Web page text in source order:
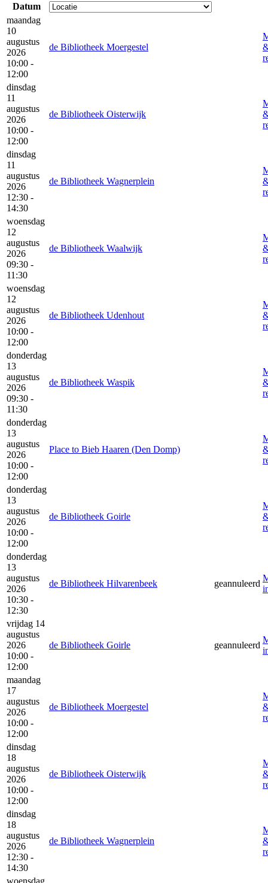
Datum
maandag
10
augustus
2026
10:00 -
12:00
de Bibliotheek Moergestel
dinsdag
11
augustus
2026
10:00 -
12:00
de Bibliotheek Oisterwijk
dinsdag
11
augustus
2026
12:30 -
14:30
de Bibliotheek Wagnerplein
woensdag
12
augustus
2026
09:30 -
11:30
de Bibliotheek Waalwijk
woensdag
12
augustus
2026
10:00 -
12:00
de Bibliotheek Udenhout
donderdag
13
augustus
2026
09:30 -
11:30
de Bibliotheek Waspik
donderdag
13
augustus
2026
10:00 -
12:00
Place to Bieb Haaren (Den Domp)
donderdag
13
augustus
2026
10:00 -
12:00
de Bibliotheek Goirle
donderdag
13
augustus
2026
10:30 -
12:30
de Bibliotheek Hilvarenbeek geannuleerd
vrijdag 14
augustus
2026
10:00 -
12:00
de Bibliotheek Goirle geannuleerd
maandag
17
augustus
2026
10:00 -
12:00
de Bibliotheek Moergestel
dinsdag
18
augustus
2026
10:00 -
12:00
de Bibliotheek Oisterwijk
dinsdag
18
augustus
2026
12:30 -
14:30
de Bibliotheek Wagnerplein
woensdag